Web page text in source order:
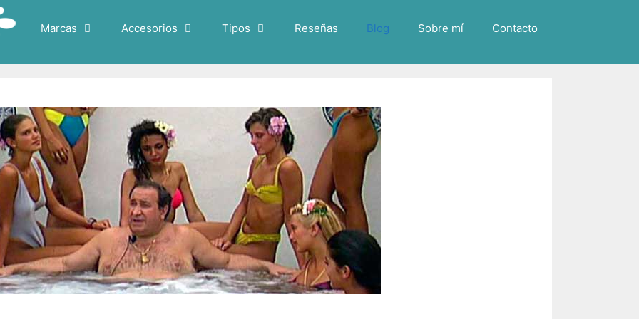
Marcas Accesorios Tipos Reseñas Blog Sobre mí Contacto